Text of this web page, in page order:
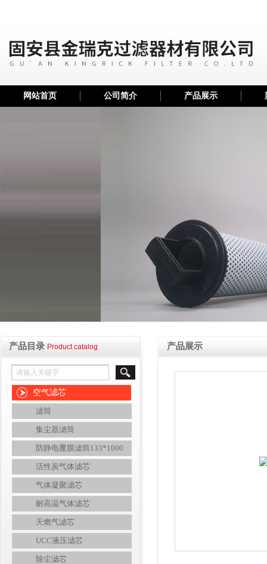
网站首页 公司简介 产品展示
产品目录 Product catalog
空气滤芯
滤筒
集尘器滤筒
防静电覆膜滤筒133*1000
活性炭气体滤芯
气体凝聚滤芯
耐高温气体滤芯
天燃气滤芯
UCC液压滤芯
除尘滤芯
产品展示